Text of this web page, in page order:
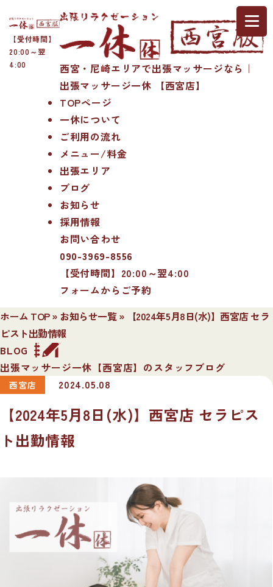
【受付時間】
20:00～翌
4:00
西宮・尼崎エリアで出張マッサージなら｜
出張マッサージ一休 【西宮店】
TOPページ
一休について
ご利用の流れ
メニュー/料金
出張エリア
ブログ
お知らせ
採用情報
お問い合わせ
090-3969-8556
【受付時間】20:00～翌4:00
フォームからご予約
ホーム TOP» お知らせ一覧»
【2024年5月8日(水)】西宮店 セラ
ピスト出勤情報
BLOG
出張マッサージ一休【西宮店】のスタッフブログ
西宮店 2024.05.08
【2024年5月8日(水)】西宮店 セラピス
ト出勤情報